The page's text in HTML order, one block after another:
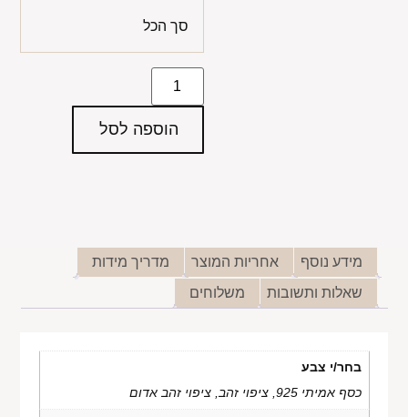
סך הכל
הוספה לסל
מידע נוסף אחריות המוצר
מדריך מידות
שאלות ותשובות
משלוחים
בחר/י צבע
כסף אמיתי 925, ציפוי זהב, ציפוי זהב אדום